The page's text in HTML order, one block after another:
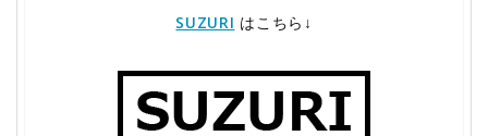
SUZURI はこちら↓